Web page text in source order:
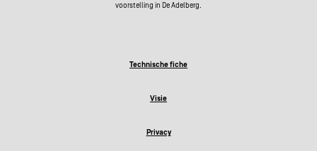
voorstelling in De Adelberg.
Technische fiche
Visie
Privacy